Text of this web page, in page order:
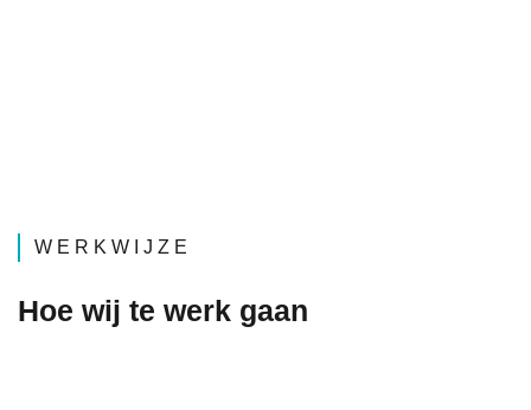
WERKWIJZE
Hoe wij te werk gaan